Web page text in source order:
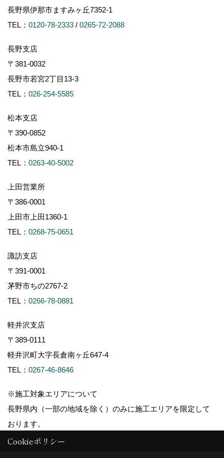
長野県伊那市ますみヶ丘7352-1
TEL： 0120-78-2333 / 0265-72-2088
長野支店
〒381-0032
長野市若宮2丁目13-3
TEL： 026-254-5585
松本支店
〒390-0852
松本市島立940-1
TEL： 0263-40-5002
上田営業所
〒386-0001
上田市上田1360-1
TEL： 0268-75-0651
諏訪支店
〒391-0001
茅野市ちの2767-2
TEL： 0266-78-0881
軽井沢支店
〒389-0111
軽井沢町大字長倉南ヶ丘647-4
TEL： 0267-46-8646
※施工対象エリアについて
長野県内（一部の地域を除く）のみに施工エリアを限定して
おります。
Cookieポリシー